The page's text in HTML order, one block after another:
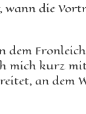
wann die
dem
mich kurz
an dem